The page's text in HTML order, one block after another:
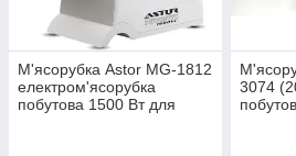
М'ясорубка Astor MG-1812
електром'ясорубка
побутова 1500 Вт для
3074